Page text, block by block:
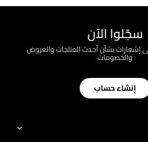
سجّلوا الآن
إشعارات بشأن أحدث المنتجات والعروض
والخصومات
إنشاء حساب